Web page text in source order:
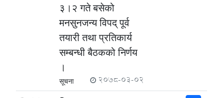
३।२ गते बसेको
मनसुनजन्य विपद् पूर्व
तयारी तथा प्रतिकार्य
सम्बन्धी बैठकको निर्णय
।
सूचना 2078-03-02